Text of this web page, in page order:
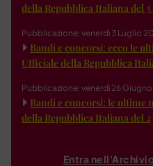
della Repubblica Italiana del 3
Pubblicazione: venerdì 3 Luglio
Bandi e concorsi: ecco le
Ufficiale della Repubblica
Pubblicazione: venerdì 26
Bandi e concorsi: le ultime
della Repubblica Italiana del
Entra